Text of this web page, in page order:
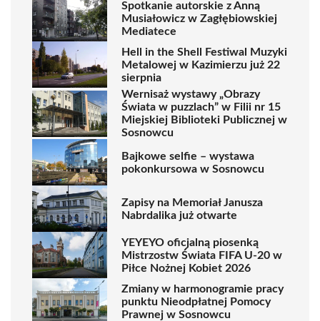
Spotkanie autorskie z Anną
Musiałowicz w Zagłębiowskiej
Mediatece
Hell in the Shell Festiwal Muzyki
Metalowej w Kazimierzu już 22
sierpnia
Wernisaż wystawy „Obrazy
Świata w puzzlach” w Filii nr 15
Miejskiej Biblioteki Publicznej w
Sosnowcu
Bajkowe selfie – wystawa
pokonkursowa w Sosnowcu
Zapisy na Memoriał Janusza
Nabrdalika już otwarte
YEYEYO oficjalną piosenką
Mistrzostw Świata FIFA U-20 w
Piłce Nożnej Kobiet 2026
Zmiany w harmonogramie pracy
punktu Nieodpłatnej Pomocy
Prawnej w Sosnowcu